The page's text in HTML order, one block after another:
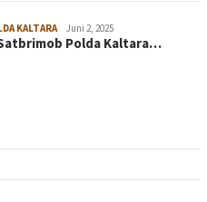
KALTARA Juni 2, 2025
Polda Kaltara…